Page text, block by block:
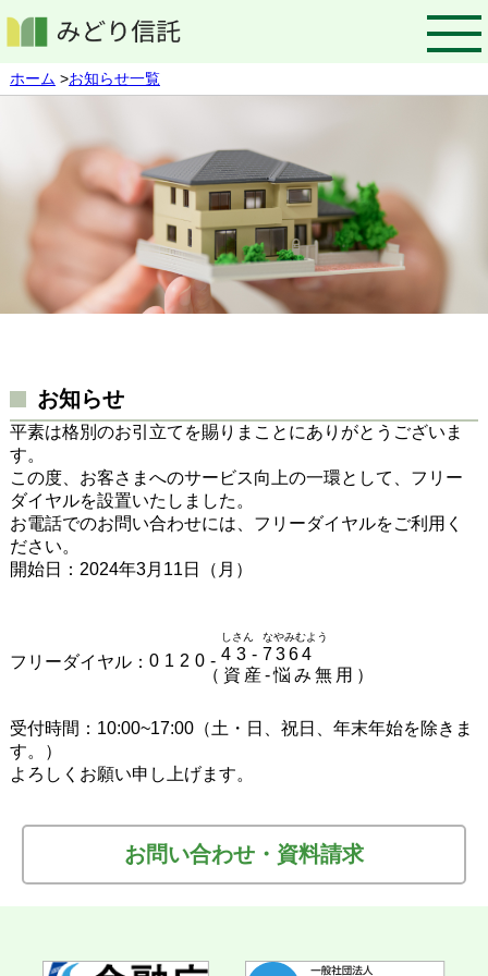
ホーム >お知らせ一覧
お知らせ
平素は格別のお引立てを賜りまことにありがとうございま
す。
この度、お客さまへのサービス向上の一環として、フリー
ダイヤルを設置いたしました。
お電話でのお問い合わせには、フリーダイヤルをご利用く
ださい。
開始日：2024年3月11日（月）
フリーダイヤル： 0120-
しさん
43-
なやみむよう
7364
受付時間：10:00~17:00（土・日、祝日、年末年始を除きま
す。）
よろしくお願い申し上げます。
お問い合わせ・資料請求